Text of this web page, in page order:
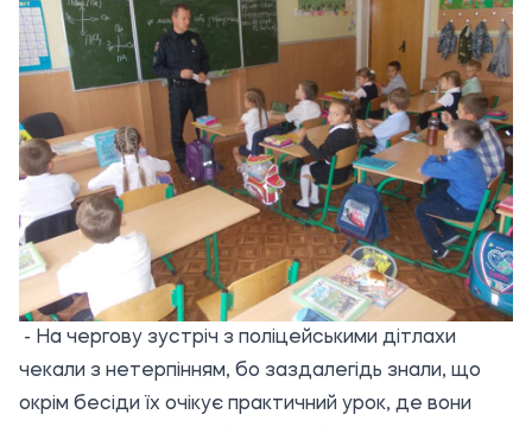
- На чергову зустріч з поліцейськими дітлахи
чекали з нетерпінням, бо заздалегідь знали, що
окрім бесіди їх очікує практичний урок, де вони